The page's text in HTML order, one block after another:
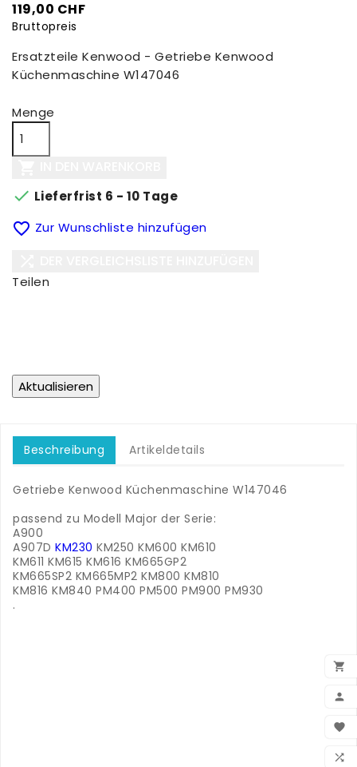




119,00 CHF
Bruttopreis
Ersatzteile Kenwood - Getriebe Kenwood
Küchenmaschine W147046
Menge
 Lieferfrist 6 - 10 Tage
 Zur Wunschliste hinzufügen
Teilen
Beschreibung Artikeldetails
Getriebe Kenwood Küchenmaschine W147046
passend zu Modell Major der Serie:
A900
A907D KM230 KM250 KM600 KM610
KM611 KM615 KM616 KM665GP2
KM665SP2 KM665MP2 KM800 KM810
KM816 KM840 PM400 PM500 PM900 PM930
.